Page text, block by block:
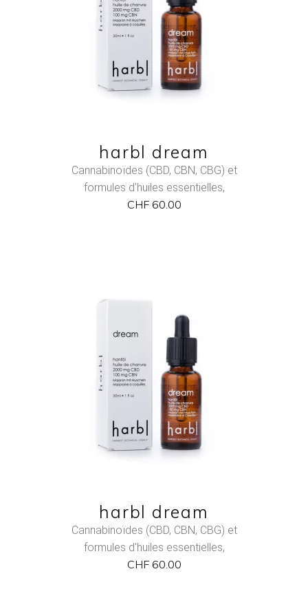
QUICK VIEW
harbl dream
Cannabinoïdes (CBD, CBN, CBG) et
formules d'huiles essentielles,
CHF60.00
ADD TO CART
QUICK VIEW
harbl dream
Cannabinoïdes (CBD, CBN, CBG) et
formules d'huiles essentielles,
CHF60.00